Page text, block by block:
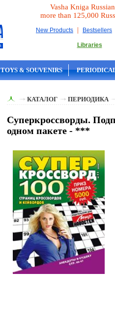
Vasha Kniga
more than 125,000
New Products | Bestsellers
Libraries
TOYS & SOUVENIRS
КАТАЛОГ ПЕРИОДИКА
Суперкроссворды.
одном пакете - ***